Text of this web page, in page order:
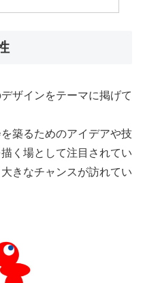
ザインをテーマに掲げて
築るためのアイデアや技
く場として注目されてい
きなチャンスが訪れてい